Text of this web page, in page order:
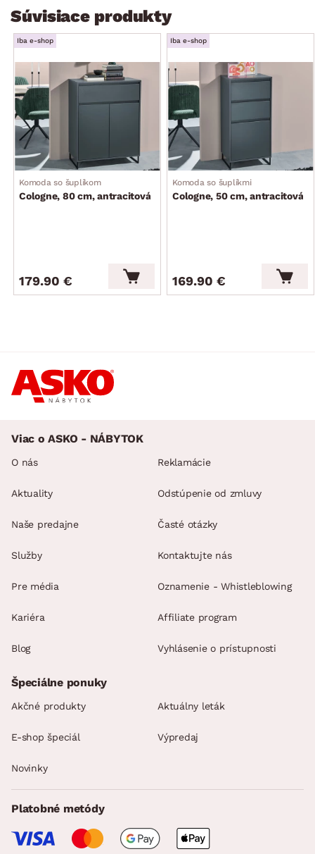
zadné ukotvenie k stene
dodávané v demonte
Súvisiace produkty
Iba e-shop
Komoda so šuplíkom
Cologne, 80 cm, antracitová
179.90 €
Iba e-shop
Komoda so šuplíkmi
Cologne, 50 cm, antracitová
169.90 €
Viac o ASKO - NÁBYTOK
O nás
Aktuality
Naše predajne
Služby
Pre média
Kariéra
Blog
Reklamácie
Odstúpenie od zmluvy
Časté otázky
Kontaktujte nás
Oznamenie - Whistleblowing
Affiliate program
Vyhlásenie o prístupnosti
Špeciálne ponuky
Akčné produkty Aktuálny leták
E-shop špeciál Výpredaj
Novinky
Platobné metódy